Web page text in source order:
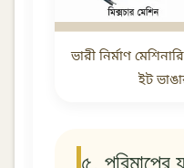
ভারী নির্মাণ
ইট